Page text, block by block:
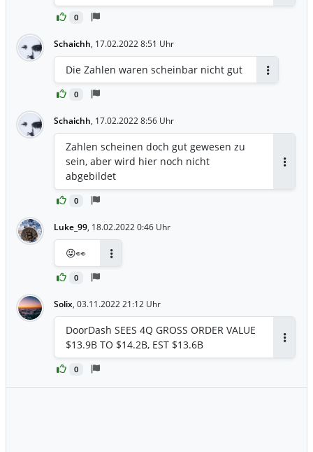
0
Schaichh, 17.02.2022 8:51 Uhr
0
Die Zahlen waren scheinbar nicht gut
Schaichh, 17.02.2022 8:56 Uhr
0
Zahlen scheinen doch gut gewesen zu
sein, aber wird hier noch nicht
abgebildet
Luke_99, 18.02.2022 0:46 Uhr
0
😜👀
Solix, 03.11.2022 21:12 Uhr
0
DoorDash SEES 4Q GROSS ORDER VALUE
$13.9B TO $14.2B, EST $13.6B